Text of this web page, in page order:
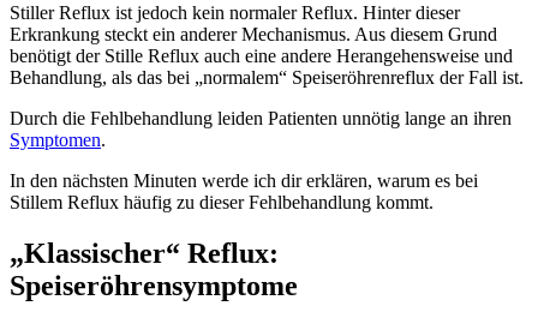
Stiller Reflux ist jedoch kein normaler Reflux. Hinter dieser
Erkrankung steckt ein anderer Mechanismus. Aus diesem Grund
benötigt der Stille Reflux auch eine andere Herangehensweise und
Behandlung, als das bei „normalem“ Speiseröhrenreflux der Fall ist.
Durch die Fehlbehandlung leiden Patienten unnötig lange an ihren
Symptomen.
In den nächsten Minuten werde ich dir erklären, warum es bei
Stillem Reflux häufig zu dieser Fehlbehandlung kommt.
„Klassischer“ Reflux:
Speiseröhrensymptome